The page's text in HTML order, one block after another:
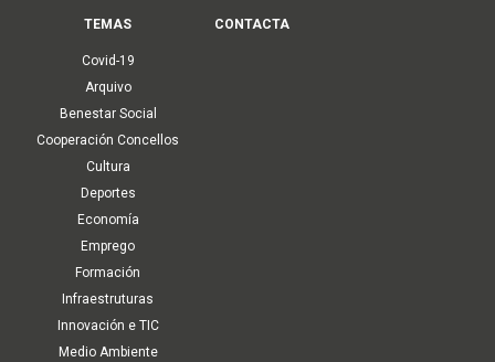
TEMAS
Covid-19
Arquivo
Benestar Social
Cooperación Concellos
Cultura
Deportes
Economía
Emprego
Formación
Infraestruturas
Innovación e TIC
Medio Ambiente
CONTACTA